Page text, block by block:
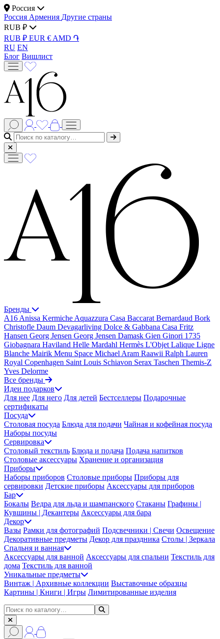
Россия
Россия Армения Другие страны
RUB ₽
RUB ₽ EUR € AMD ֏
RU EN
Блог Вишлист
Бренды
A16 Anissa Kermiche Aquazzura Casa Baccarat Bernardaud Bork
Christofle Daum Devagarliving Dolce & Gabbana Casa Fritz
Hansen Georg Jensen Georg Jensen Damask Gien Ginori 1735
Giobagnara Haviland Helle Mardahl Hermès L'Objet Lalique Ligne
Blanche Mairik Menu Space Michael Aram Raawii Ralph Lauren
Royal Copenhagen Saint Louis Schiavon Serax Taschen Themis-Z
Yves Delorme
Все бренды
Идеи подарков
Для нее Для него Для детей Бестселлеры Подарочные
сертификаты
Посуда
Столовая посуда Блюда для подачи Чайная и кофейная посуда
Наборы посуды
Сервировка
Столовый текстиль Блюда и подача Подача напитков
Столовые аксессуары Хранение и организация
Приборы
Наборы приборов Столовые приборы Приборы для
сервировки Детские приборы Аксессуары для приборов
Бар
Бокалы Ведра для льда и шампанского Стаканы Графины |
Кувшины | Декантеры Аксессуары для бара
Декор
Вазы Рамки для фотографий Подсвечники | Свечи Освещение
Декоративные предметы Декор для праздника Столы | Зеркала
Спальня и ванная
Аксессуары для ванной Аксессуары для спальни Текстиль для
дома Текстиль для ванной
Уникальные предметы
Винтаж | Архивные коллекции Выставочные образцы
Картины | Книги | Игры Лимитированные изделия